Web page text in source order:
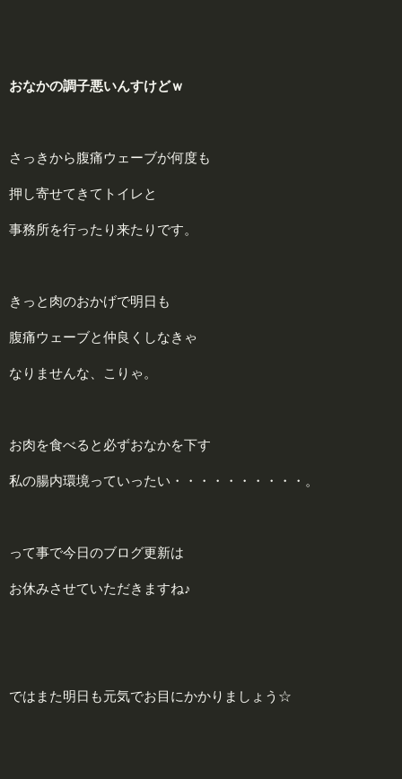
おなかの調子悪いんすけどｗ
さっきから腹痛ウェーブが何度も
押し寄せてきてトイレと
事務所を行ったり来たりです。
きっと肉のおかげで明日も
腹痛ウェーブと仲良くしなきゃ
なりませんな、こりゃ。
お肉を食べると必ずおなかを下す
私の腸内環境っていったい・・・・・・・・・・。
って事で今日のブログ更新は
お休みさせていただきますね♪
ではまた明日も元気でお目にかかりましょう☆